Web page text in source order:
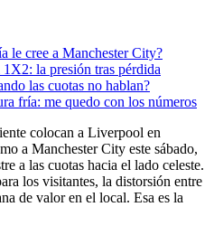
le cree a Manchester City?
la presión tras pérdida
las cuotas no hablan?
fría: me quedo con los números
colocan a Liverpool en
a Manchester City este sábado,
a las cuotas hacia el lado celeste.
los visitantes, la distorsión entre
de valor en el local. Esa es la